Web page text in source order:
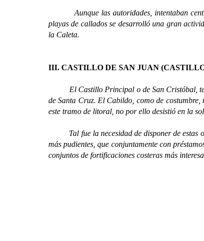
Aunque las autoridades, intentaban
playas de callados se desarrolló una gran
la Caleta.
III. CASTILLO DE SAN JUAN
El Castillo Principal o de San Cristóbal,
de Santa Cruz. El Cabildo, como de
este tramo de litoral, no por ello desistió en la
Tal fue la necesidad de disponer de estas
más pudientes, que conjuntamente con
conjuntos de fortificaciones costeras más